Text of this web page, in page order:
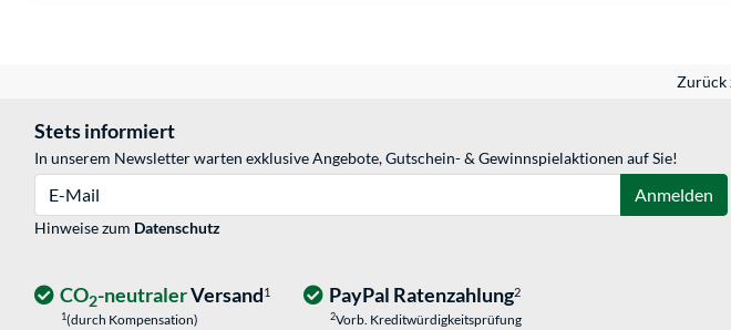
Zurück
Stets informiert
In unserem Newsletter warten exklusive Angebote, Gutschein- & Gewinnspielaktionen auf Sie!
Anmelden
Hinweise zum Datenschutz
CO2-neutralerVersand1
1(durch Kompensation)
PayPal Ratenzahlung2
2Vorb. Kreditwürdigkeitsprüfung